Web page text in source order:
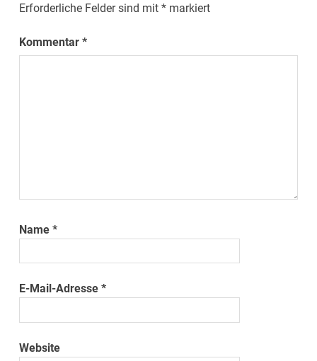
Erforderliche Felder sind mit* markiert
Kommentar*
Name*
E-Mail-Adresse*
Website